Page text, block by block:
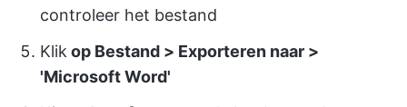
controleer het bestand
Klik op Bestand > Exporteren naar >
'Microsoft Word'